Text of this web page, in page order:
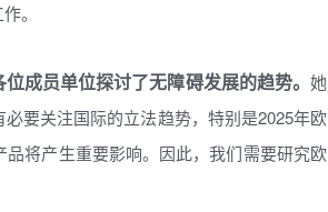
。
成员单位探讨了无障碍发展的趋势。 她
要关注国际的立法趋势，特别是2025年欧
将产生重要影响。因此，我们需要研究欧